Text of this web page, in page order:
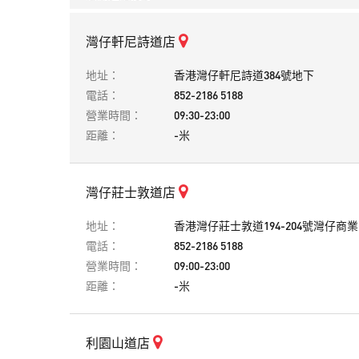
灣仔軒尼詩道店
地址：
香港灣仔軒尼詩道384號地下
電話：
852-2186 5188
營業時間：
09:30-23:00
距離：
-米
灣仔莊士敦道店
地址：
香港灣仔莊士敦道194-204號灣仔商
電話：
852-2186 5188
營業時間：
09:00-23:00
距離：
-米
利園山道店